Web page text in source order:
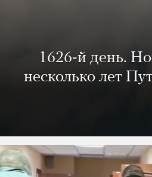
1626-й день.
несколько лет